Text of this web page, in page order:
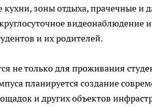
кухни, зоны отдыха, прачечные и
и их родителей.
не только для проживания
планируется создание
и других объектов